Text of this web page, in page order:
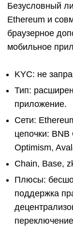
Безусловный
Ethereum и
браузерное
мобильное
KYC: не
Тип:
приложение.
Сети:
цепочки:
Optimism,
Chain, Base,
Плюсы:
поддержка